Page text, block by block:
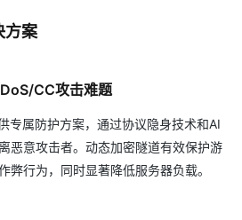
方案
CC攻击难题
专属防护方案，通过协议隐身技术和AI
恶意攻击者。动态加密隧道有效保护游
弊行为，同时显著降低服务器负载。